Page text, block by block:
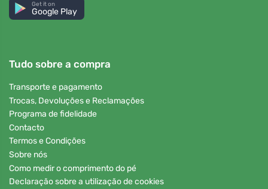
Get it on
Google Play
Tudo sobre a compra
Transporte e pagamento
Trocas, Devoluções e Reclamações
Programa de fidelidade
Contacto
Termos e Condições
Sobre nós
Como medir o comprimento do pé
Declaração sobre a utilização de cookies